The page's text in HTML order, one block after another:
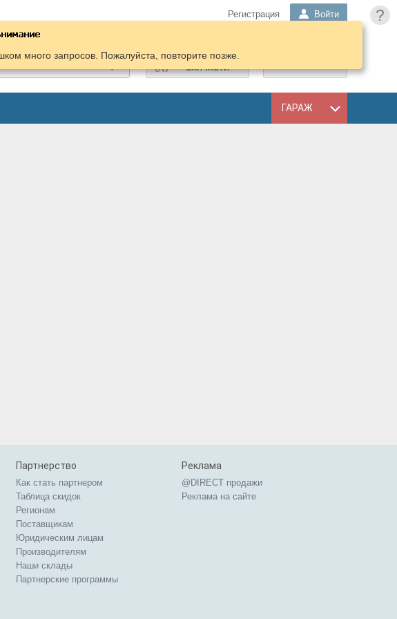
?
Регистрация Войти
ПОДОБРАТЬ
ЗАПЧАСТИ
ГАРАЖ
много запросов. Пожалуйста, повторите позже.
Партнерство
Как стать партнером
Таблица скидок
Регионам
Поставщикам
Юридическим лицам
Производителям
Наши склады
Партнерские программы
Реклама
@DIRECT продажи
Реклама на сайте